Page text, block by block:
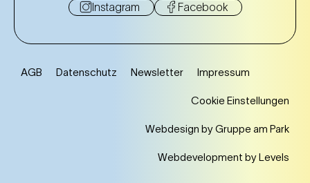
Instagram Facebook
AGB Datenschutz Newsletter Impressum
Cookie Einstellungen
Webdesign by Gruppe am Park
Webdevelopment by Levels